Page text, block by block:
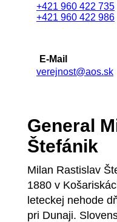
+421 960 422 735
+421 960 422 986
E-Mail
verejnost@aos.sk
General
Štefánik
Milan Rastislav
1880 v
leteckej nehode
pri Dunaji.